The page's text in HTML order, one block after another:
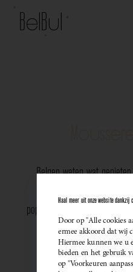
Belgen weten wat
populariteit van Belgische
kiezen ze bewust
sprankelend aperitief
Haal meer uit onze website dankzij
Door op "Alle cookies
ermee akkoord dat wij
Hiermee kunnen we u
bieden en het gebruik
op "Voorkeuren